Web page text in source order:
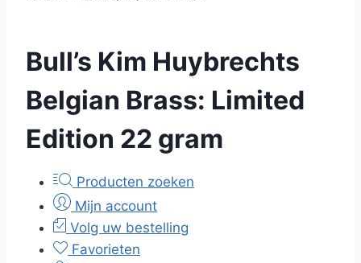
Bull’s Kim Huybrechts
Belgian Brass: Limited
Edition 22 gram
Producten zoeken
Mijn account
Volg uw bestelling
Favorieten